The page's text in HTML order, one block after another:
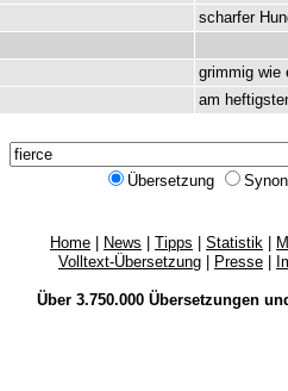
scharfer
grimmig wie
am
Übersetzung
Home News Tipps Statistik
Volltext-Übersetzung
Presse
Über 3.750.000 Übersetzungen